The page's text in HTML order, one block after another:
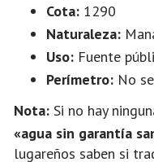
Cota: 1290
Naturaleza:
Uso: Fuente
Perímetro: No
Nota: Si no hay
«agua sin garantía
lugareños saben si